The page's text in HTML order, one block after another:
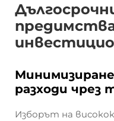
разходи чрез
Изборът на